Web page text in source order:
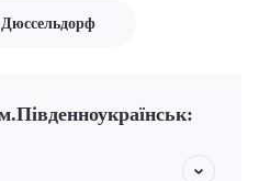
Дюссельдорф